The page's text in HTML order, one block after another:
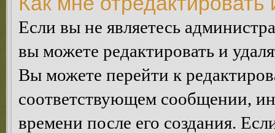
Если вы не являетесь
вы можете редактировать и
Вы можете перейти к
соответствующем сообщении,
времени после его создания.